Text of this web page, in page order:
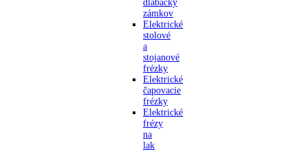
dlabačky
zámkov
Elektrické
stolové
a
stojanové
frézky
Elektrické
čapovacie
frézky
Elektrické
frézy
na
lak